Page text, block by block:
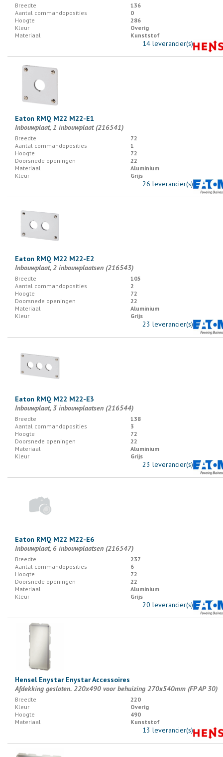
Breedte
136
Aantal commandoposities
0
Hoogte
286
Kleur
Overig
Materiaal
Kunststof
14 leverancier(s)
Eaton RMQ M22 M22-E1
Inbouwplaat, 1 inbouwplaat (216541)
Breedte
72
Aantal commandoposities
1
Hoogte
72
Doorsnede openingen
22
Materiaal
Aluminium
Kleur
Grijs
26 leverancier(s)
Eaton RMQ M22 M22-E2
Inbouwplaat, 2 inbouwplaatsen (216543)
Breedte
105
Aantal commandoposities
2
Hoogte
72
Doorsnede openingen
22
Materiaal
Aluminium
Kleur
Grijs
23 leverancier(s)
Eaton RMQ M22 M22-E3
Inbouwplaat, 3 inbouwplaatsen (216544)
Breedte
138
Aantal commandoposities
3
Hoogte
72
Doorsnede openingen
22
Materiaal
Aluminium
Kleur
Grijs
23 leverancier(s)
Eaton RMQ M22 M22-E6
Inbouwplaat, 6 inbouwplaatsen (216547)
Breedte
237
Aantal commandoposities
6
Hoogte
72
Doorsnede openingen
22
Materiaal
Aluminium
Kleur
Grijs
20 leverancier(s)
Hensel Enystar Enystar Accessoires
Afdekking gesloten. 220x490 voor behuizing 270x540mm (FP AP 30)
Breedte
220
Kleur
Overig
Hoogte
490
Materiaal
Kunststof
13 leverancier(s)